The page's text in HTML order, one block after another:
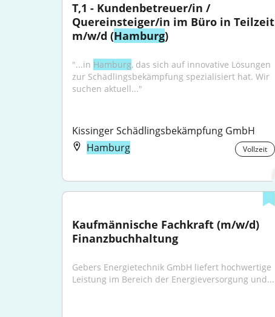
T,1 - Kundenbetreuer/in /
Quereinsteiger/in im Büro in Teilzeit
m/w/d (Hamburg)
"...in Hamburg, das sich auf innovative Lösungen
zur Schädlingsbekämpfung spezialisiert hat. Wir
suchen aktuell..."
Kissinger Schädlingsbekämpfung GmbH
Hamburg
Vollzeit
Kaufmännische Fachkraft (m/w/d)
Finanzbuchhaltung
Gebers Energietechnik GmbH liefert hochwertige
Leistung im Bereich der Energieversorgung und...